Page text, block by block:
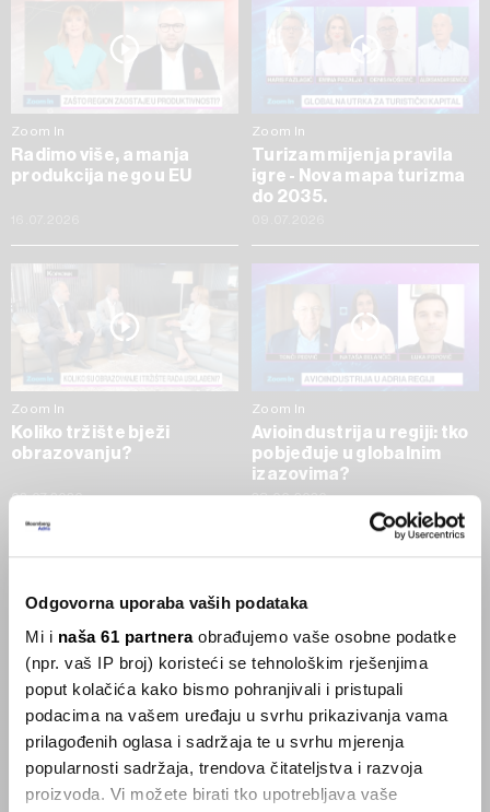
Odgovorna uporaba vaših podataka
Mi i naša 61 partneraobrađujemo vaše osobne podatke
(npr. vaš IP broj) koristeći se tehnološkim rješenjima
poput kolačića kako bismo pohranjivali i pristupali
podacima na vašem uređaju u svrhu prikazivanja vama
prilagođenih oglasa i sadržaja te u svrhu mjerenja
popularnosti sadržaja, trendova čitateljstva i razvoja
proizvoda. Vi možete birati tko upotrebljava vaše
Zoom In
Radimo više, a manja
produkcija nego u EU
Zoom In
Turizam mijenja pravila
igre - Nova mapa turizma
do 2035.
Zoom In
Koliko tržište bježi
obrazovanju?
02.07.2026
Zoom In
Avioindustrija u regiji: tko
pobjeđuje u globalnim
izazovima?
23.06.2026
SVE VIJESTI IZ RUBRIKE ZOOM IN
Businessweek Adria
Korisnici GLP-1 lijekova mršave,
ekonomija se deblja
Visok trošak selidbe kompanija iz Kine